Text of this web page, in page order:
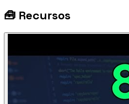
🧰 Recursos